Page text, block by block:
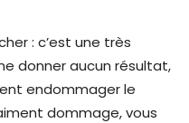
: c’est une très
donner aucun résultat,
endommager le
dommage, vous